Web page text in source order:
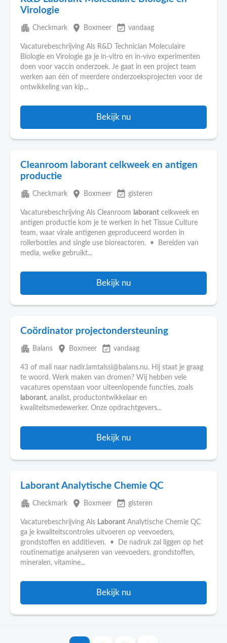
Virologie
apartment Checkmark place Boxmeer event_available vandaag
Vacaturebeschrijving Als R&D Technician Moleculaire
Biologie en Virologie ga je in-vitro en in-vivo experimenten
doen voor vaccin onderzoek. Je gaat in een project team
werken aan één of meerdere onderzoeksprojecten voor de
ontwikkeling van kip...
Bekijk nu
Cleanroom laborant celkweek en antigen
productie
apartment Checkmark place Boxmeer event_available gisteren
Vacaturebeschrijving Als Cleanroom laborant celkweek en
antigen productie kom je te werken in het Tissue Culture
team, waar virale antigenen geproduceerd worden in
rollerbottles and single use bioreactoren. • Bereiden van
media, welke gebruikt...
Bekijk nu
Coördinator projectondersteuning
apartment Balans place Boxmeer event_available vandaag
43 of mail naar nadir.lamtalssi@balans.nu. Hij staat je graag
te woord. Werk maken van dromen? Wij hebben vele
vacatures openstaan voor uiteenlopende functies, zoals
laborant, analist, productontwikkelaar en
kwaliteitsmedewerker. Onze opdrachtgevers...
Bekijk nu
Laborant Analytische Chemie QC
apartment Checkmark place Boxmeer event_available gisteren
Vacaturebeschrijving Als Laborant Analytische Chemie QC
ga je kwaliteitscontroles uitvoeren op veevoeders,
grondstoffen en additieven. • De nadruk zal liggen op het
routinematige analyseren van veevoeders, grondstoffen,
mineralen, vitamine...
Bekijk nu